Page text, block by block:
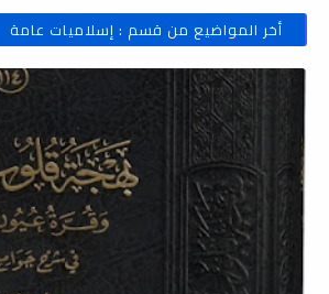
أخر المواضيع من قسم : إسلاميات عامة